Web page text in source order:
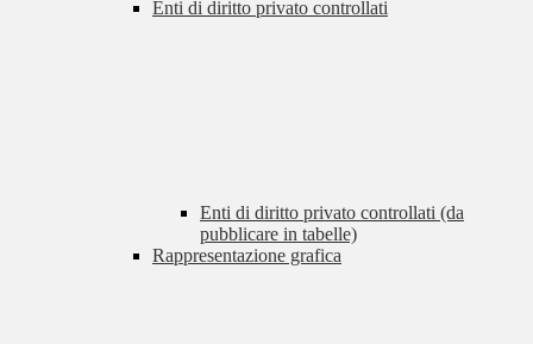
Enti di diritto privato controllati
Enti di diritto privato controllati (da
pubblicare in tabelle)
Rappresentazione grafica